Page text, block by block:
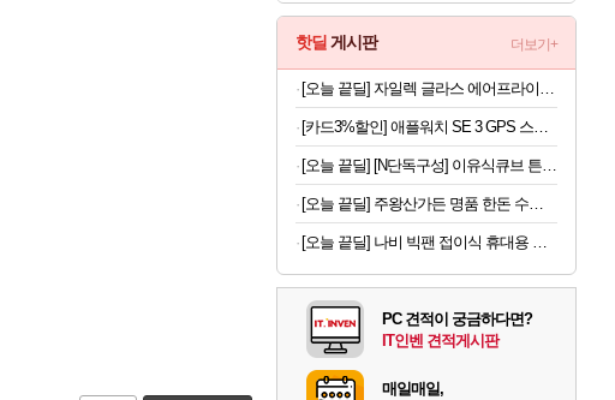
핫딜 게시판 더보기+
[오늘 끝딜] 나비 빅팬 접이식 휴대용 손 선풍기 저소음 BLDC 모터 4000mAh 샌드 카키
PC 견적이 궁금하다면?
IT인벤 견적게시판
매일매일,